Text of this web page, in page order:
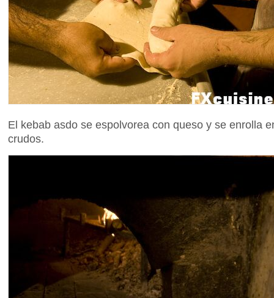
El kebab asdo se espolvorea con queso y se enrolla
crudos.